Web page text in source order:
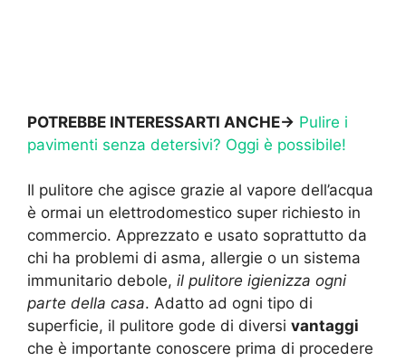
POTREBBE INTERESSARTI ANCHE-> Pulire i
pavimenti senza detersivi? Oggi è possibile!
Il pulitore che agisce grazie al vapore dell’acqua
è ormai un elettrodomestico super richiesto in
commercio. Apprezzato e usato soprattutto da
chi ha problemi di asma, allergie o un sistema
immunitario debole, il pulitore igienizza ogni
parte della casa. Adatto ad ogni tipo di
superficie, il pulitore gode di diversi vantaggi
che è importante conoscere prima di procedere